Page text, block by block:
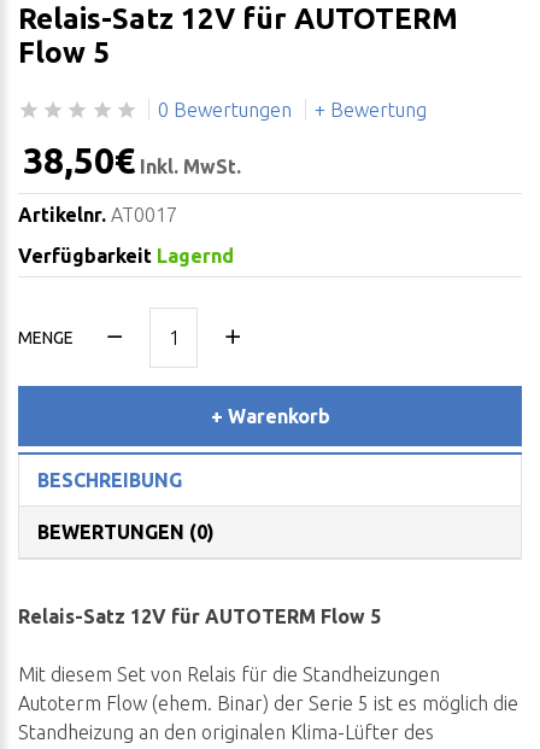
Relais-Satz 12V für AUTOTERM
Flow 5
0 Bewertungen + Bewertung
38,50€ Inkl. MwSt.
Artikelnr. AT0017
Verfügbarkeit Lagernd
MENGE
+ Warenkorb
BESCHREIBUNG
BEWERTUNGEN (0)
Relais-Satz 12V für AUTOTERM Flow 5
Mit diesem Set von Relais für die Standheizungen
Autoterm Flow (ehem. Binar) der Serie 5 ist es möglich die
Standheizung an den originalen Klima-Lüfter des